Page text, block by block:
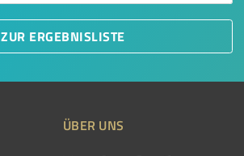
ZUR ERGEBNISLISTE
ÜBER UNS